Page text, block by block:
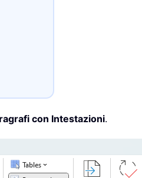
con Intestazioni.